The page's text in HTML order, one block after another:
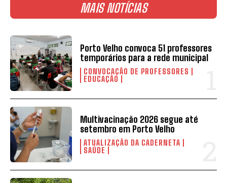
MAIS NOTÍCIAS
Porto Velho convoca 51 professores
temporários para a rede municipal
CONVOCAÇÃO DE PROFESSORES
EDUCAÇÃO
Multivacinação 2026 segue até
setembro em Porto Velho
ATUALIZAÇÃO DA CADERNETA
SAÚDE